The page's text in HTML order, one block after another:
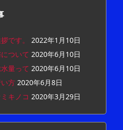
です。
2022年1月10日
ついて 2020年6月10日
量って 2020年6月10日
方 2020年6月8日
キノコ 2020年3月29日